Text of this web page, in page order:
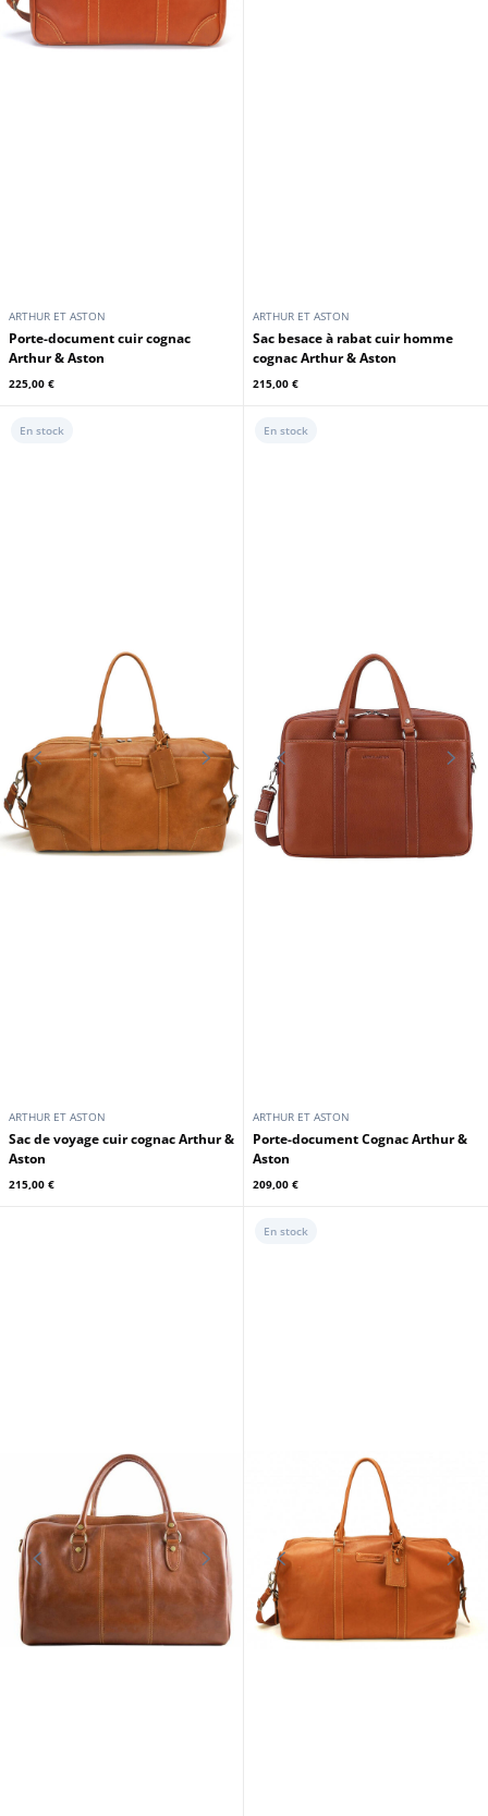
ARTHUR ET ASTON
Porte-document cuir cognac
Arthur & Aston
225,00 €
ARTHUR ET ASTON
Sac besace à rabat cuir homme
cognac Arthur & Aston
215,00 €
ARTHUR ET ASTON
Sac de voyage cuir cognac Arthur &
Aston
215,00 €
En stock
ARTHUR ET ASTON
Porte-document Cognac Arthur &
Aston
209,00 €
En stock
En stock